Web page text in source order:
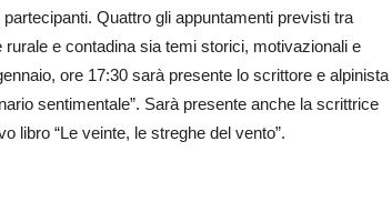
Quattro gli appuntamenti previsti tra
e contadina sia temi storici, motivazionali e
ore 17:30 sarà presente lo scrittore e alpinista
sentimentale”. Sarà presente anche la scrittrice
libro “Le veinte, le streghe del vento”.